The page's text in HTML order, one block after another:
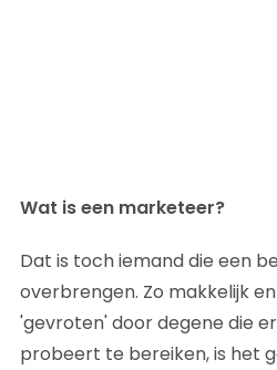
Wat is een marketeer?
Dat is toch iemand die een
overbrengen. Zo makkelijk
'gevroten' door degene die
probeert te bereiken, is het